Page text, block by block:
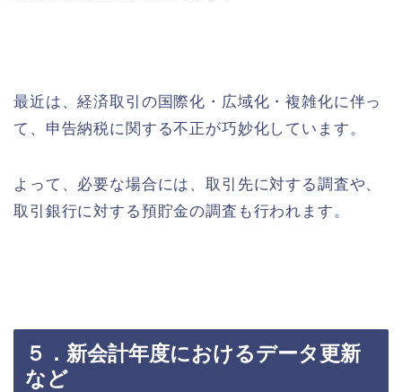
最近は、経済取引の国際化・広域化・複雑化に伴っ
て、申告納税に関する不正が巧妙化しています。
よって、必要な場合には、取引先に対する調査や、
取引銀行に対する預貯金の調査も行われます。
５．新会計年度におけるデータ更新
など